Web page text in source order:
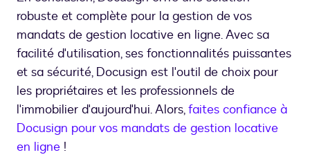
robuste et complète pour la gestion de vos
mandats de gestion locative en ligne. Avec sa
facilité d'utilisation, ses fonctionnalités puissantes
et sa sécurité, Docusign est l'outil de choix pour
les propriétaires et les professionnels de
l'immobilier d'aujourd'hui. Alors,faites confiance à
Docusign pour vos mandats de gestion locative
en ligne !